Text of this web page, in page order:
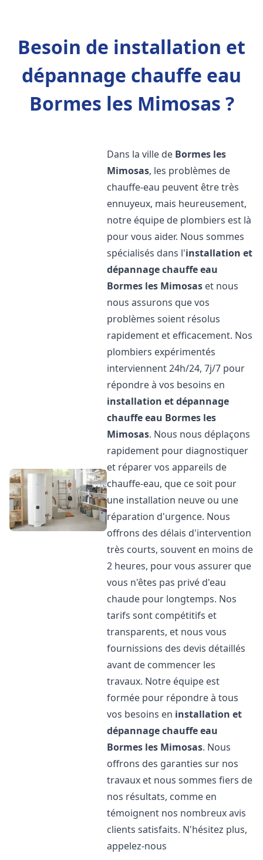
Besoin de installation et
dépannage chauffe eau
Bormes les Mimosas ?
Dans la ville de Bormes les
Mimosas, les problèmes de
chauffe-eau peuvent être très
ennuyeux, mais heureusement,
notre équipe de plombiers est là
pour vous aider. Nous sommes
spécialisés dans l'installation et
dépannage chauffe eau
Bormes les Mimosas et nous
nous assurons que vos
problèmes soient résolus
rapidement et efficacement. Nos
plombiers expérimentés
interviennent 24h/24, 7j/7 pour
répondre à vos besoins en
installation et dépannage
chauffe eau Bormes les
Mimosas. Nous nous déplaçons
rapidement pour diagnostiquer
et réparer vos appareils de
chauffe-eau, que ce soit pour
une installation neuve ou une
réparation d'urgence. Nous
offrons des délais d'intervention
très courts, souvent en moins de
2 heures, pour vous assurer que
vous n'êtes pas privé d'eau
chaude pour longtemps. Nos
tarifs sont compétitifs et
transparents, et nous vous
fournissions des devis détaillés
avant de commencer les
travaux. Notre équipe est
formée pour répondre à tous
vos besoins en installation et
dépannage chauffe eau
Bormes les Mimosas. Nous
offrons des garanties sur nos
travaux et nous sommes fiers de
nos résultats, comme en
témoignent nos nombreux avis
clients satisfaits. N'hésitez plus,
appelez-nous